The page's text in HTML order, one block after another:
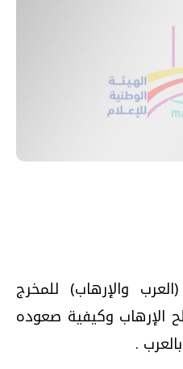
والإرهاب) للمخرج
الإرهاب وكيفية صعوده
.